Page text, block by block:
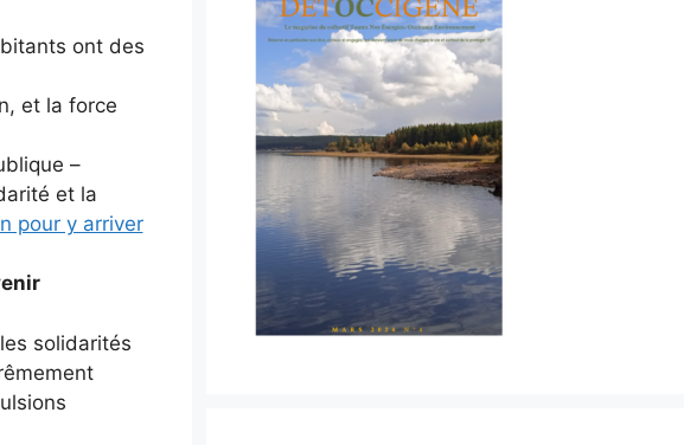
ont des
et la force
–
et la
pour y arriver
solidarités